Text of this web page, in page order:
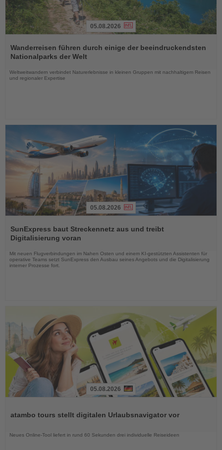
Sie
die
Nachrichten
05.08.2026
Wanderreisen führen durch einige der beeindruckendsten
Nationalparks der Welt
Weltweitwandern verbindet Naturerlebnisse in kleinen Gruppen mit nachhaltigem Reisen
und regionaler Expertise
Sie
die
Nachrichten
05.08.2026
SunExpress baut Streckennetz aus und treibt
Digitalisierung voran
Mit neuen Flugverbindungen im Nahen Osten und einem KI-gestützten Assistenten für
operative Teams setzt SunExpress den Ausbau seines Angebots und die Digitalisierung
interner Prozesse fort.
die
05.08.2026
atambo tours stellt digitalen Urlaubsnavigator vor
Neues Online-Tool liefert in rund 60 Sekunden drei individuelle Reiseideen